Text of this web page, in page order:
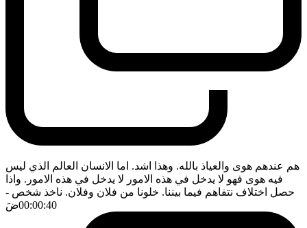
هم عندهم هوى والعياذ بالله. وهذا اشد. اما الانسان العالم الذي ليس
فيه هوى فهو لا يدخل في هذه الامور لا يدخل في هذه الامور. واذا
حصل اختلاف نتفاهم فيما بيننا. خلونا من فلان وفلان. ناخذ شخص -
00:00:40ضَ